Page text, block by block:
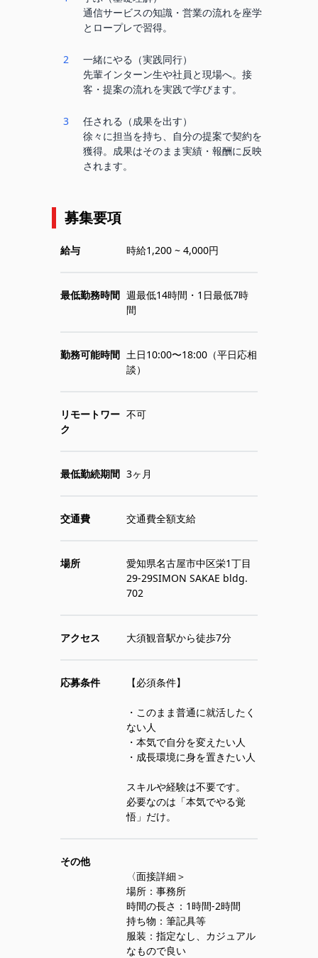
通信サービスの知識・営業の流れを座学
とロープレで習得。
2
一緒にやる（実践同行）
先輩インターン生や社員と現場へ。接
客・提案の流れを実践で学びます。
3
任される（成果を出す）
徐々に担当を持ち、自分の提案で契約を
獲得。成果はそのまま実績・報酬に反映
されます。
募集要項
給与 時給1,200 ~ 4,000円
最低勤務時間 週最低14時間・1日最低7時
間
勤務可能時間 土日10:00〜18:00（平日応相
談）
リモートワー
ク
不可
最低勤続期間 3ヶ月
交通費 交通費全額支給
場所
愛知県名古屋市中区栄1丁目
29-29SIMON SAKAE bldg.
702
アクセス 大須観音駅から徒歩7分
応募条件 【必須条件】
・このまま普通に就活したく
ない人
・本気で自分を変えたい人
・成長環境に身を置きたい人
スキルや経験は不要です。
必要なのは「本気でやる覚
悟」だけ。
その他
〈面接詳細＞
場所：事務所
時間の長さ：1時間-2時間
持ち物：筆記具等
服装：指定なし、カジュアル
なもので良い